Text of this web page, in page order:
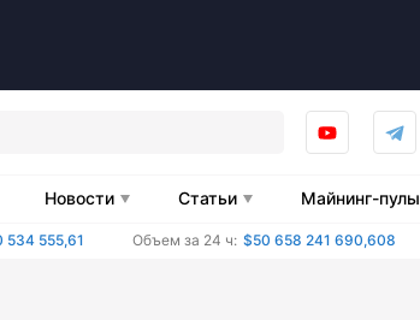
Новости Статьи Майнинг-пулы
534 555,61 Объем за 24 ч: $50 658 241 690,608